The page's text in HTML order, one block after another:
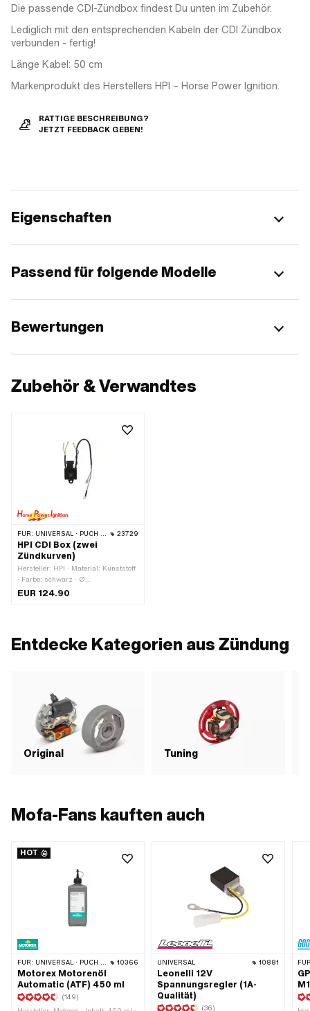
Die passende CDI-Zündbox findest Du unten im Zubehör.
Lediglich mit den entsprechenden Kabeln der CDI Zündbox
verbunden - fertig!
Länge Kabel: 50 cm
Markenprodukt des Herstellers HPI – Horse Power Ignition.
RATTIGE BESCHREIBUNG?
JETZT FEEDBACK GEBEN!
Eigenschaften
Passend für folgende Modelle
Bewertungen
Zubehör & Verwandtes
FÜR: UNIVERSAL · PUCH · SACHS · PONY / CILO (BETA 521 & 512) · PIAGGIO · ZÜNDAPP BELMONDO 23729
HPI CDI Box (zwei
Zündkurven)
Hersteller: HPI · Material: Kunststoff
· Farbe: schwarz · Ø
Befestigungsloch: 6 mm · Anzahl
Anwendungsbereich: Tuning
EUR 124.90
Entdecke Kategorien aus Zündung
Original Tuning
Mofa-Fans kauften auch
HOT
FÜR: UNIVERSAL · PUCH · SACHS · TOMOS · BYE BIKE 10366
Motorex Motorenöl
Automatic (ATF) 450 ml
(149)
UNIVERSAL 10881
Leonelli 12V
Spannungsregler (1A-
Qualität)
(36)